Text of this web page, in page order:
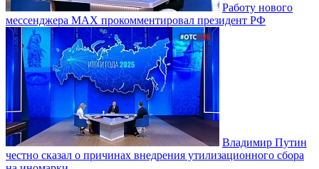
Работу нового
мессенджера MAX прокомментировал президент РФ
Владимир Путин
честно сказал о причинах внедрения утилизационного сбора